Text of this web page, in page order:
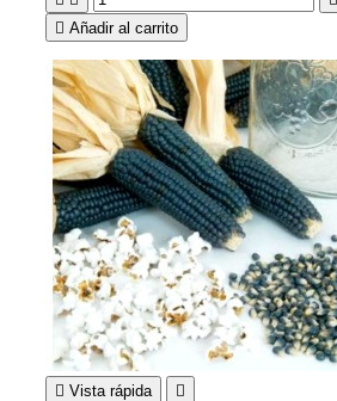
 Añadir al carrito
 Vista rápida 